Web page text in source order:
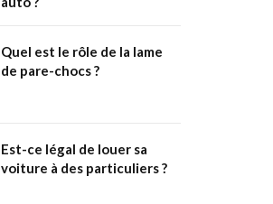
Quel est le rôle de la lame
de pare-chocs ?
Est-ce légal de louer sa
voiture à des particuliers ?